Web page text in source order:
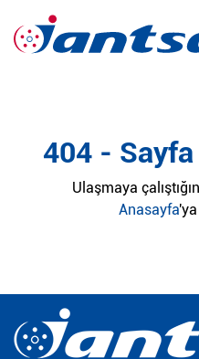
404 - Sayfa
Ulaşmaya
Anasayfa